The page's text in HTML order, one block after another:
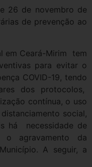
26 de novembro de
de prevenção ao
em Ceará-Mirim tem
para evitar o
COVID-19, tendo
dos protocolos,
contínua, o uso
social,
há necessidade de
o agravamento da
A seguir, a